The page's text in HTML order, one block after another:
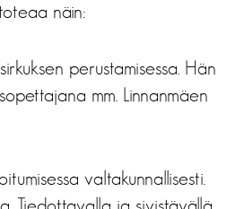
näin:
perustamisessa. Hän
mm. Linnanmäen
valtakunnallisesti.